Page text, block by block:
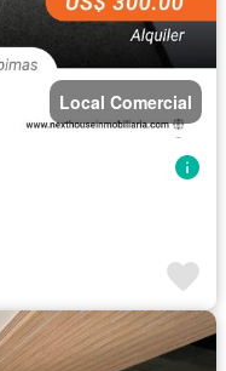
Local Comercial